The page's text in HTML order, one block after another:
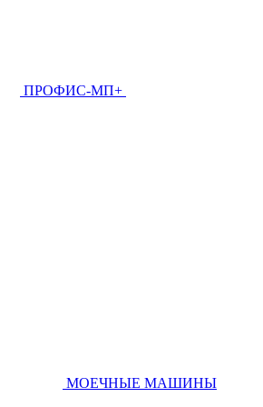
ПРОФИС-МП+
МОЕЧНЫЕ МАШИНЫ